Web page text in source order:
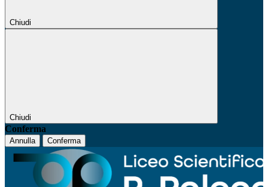
Chiudi
Chiudi
Conferma
Annulla Conferma